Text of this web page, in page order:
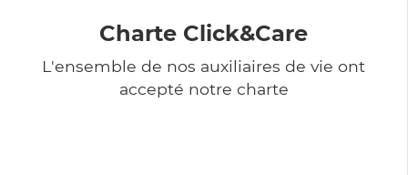
Charte Click&Care
L'ensemble de nos auxiliaires de vie ont
accepté notre charte